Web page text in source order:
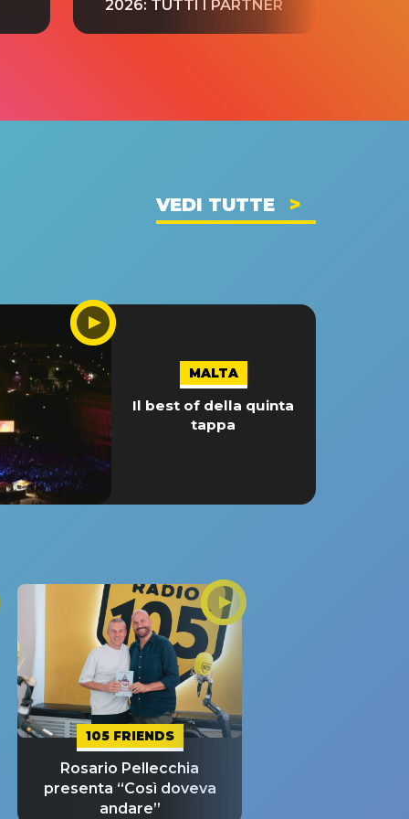
2026: TUTTI I PARTNER
VEDI TUTTE
MALTA
Il best of della quinta
tappa
105 FRIENDS
Rosario Pellecchia
presenta “Così doveva
andare”